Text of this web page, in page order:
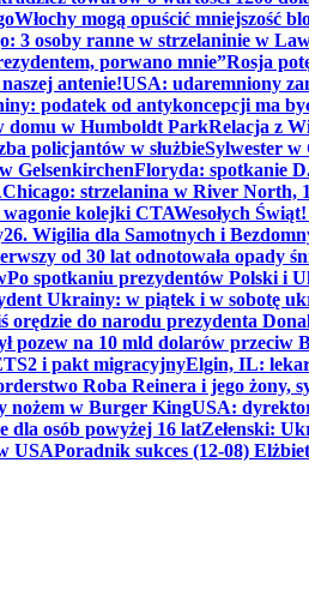
Włochy mogą opuścić mniejszość
3 osoby ranne w strzelaninie w
porwano mnie”Rosja
antenie!USA: udaremniony
podatek od antykoncepcji ma
domu w Humboldt ParkRelacja z
policjantów w służbieSylwester w
GelsenkirchenFloryda: spotkanie
Chicago: strzelanina w River North,
wagonie kolejki CTAWesołych
26. Wigilia dla Samotnych i
od 30 lat odnotowała opady
Po spotkaniu prezydentów Polski i
Ukrainy: w piątek i w sobotę
orędzie do narodu prezydenta
pozew na 10 mld dolarów przeciw
i pakt migracyjnyElgin, IL:
Roba Reinera i jego żony,
nożem w Burger KingUSA:
dla osób powyżej 16 latZełenski:
USAPoradnik sukces (12-08)